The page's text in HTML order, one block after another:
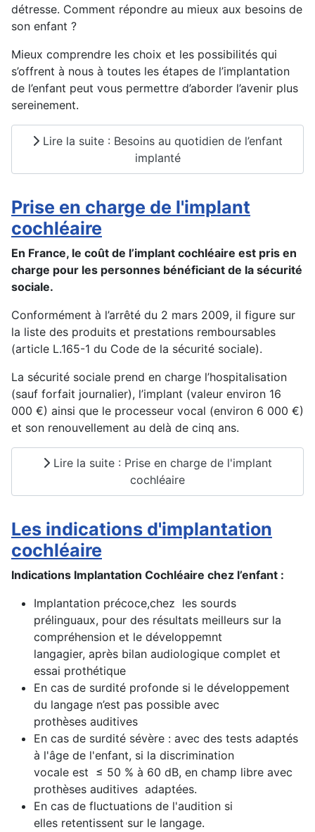
détresse. Comment répondre au mieux aux besoins de
son enfant ?
Mieux comprendre les choix et les possibilités qui
s’offrent à nous à toutes les étapes de l’implantation
de l’enfant peut vous permettre d’aborder l’avenir plus
sereinement.
Lire la suite : Besoins au quotidien de l’enfant
implanté
Prise en charge de l'implant
cochléaire
En France, le coût de l’implant cochléaire est pris en
charge pour les personnes bénéficiant de la sécurité
sociale.
Conformément à l’arrêté du 2 mars 2009, il figure sur
la liste des produits et prestations remboursables
(article L.165-1 du Code de la sécurité sociale).
La sécurité sociale prend en charge l’hospitalisation
(sauf forfait journalier), l’implant (valeur environ 16
000 €) ainsi que le processeur vocal (environ 6 000 €)
et son renouvellement au delà de cinq ans.
Lire la suite : Prise en charge de l'implant
cochléaire
Les indications d'implantation
cochléaire
Indications Implantation Cochléaire chez l’enfant :
Implantation précoce,chez les sourds
prélinguaux, pour des résultats meilleurs sur la
compréhension et le développemnt
langagier, après bilan audiologique complet et
essai prothétique
En cas de surdité profonde si le développement
du langage n’est pas possible avec
prothèses auditives
En cas de surdité sévère : avec des tests adaptés
à l'âge de l'enfant, si la discrimination
vocale est ≤ 50 % à 60 dB, en champ libre avec
prothèses auditives adaptées.
En cas de fluctuations de l'audition si
elles retentissent sur le langage.